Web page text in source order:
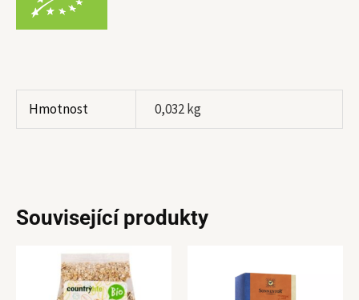
Hmotnost 0,032 kg
Související produkty